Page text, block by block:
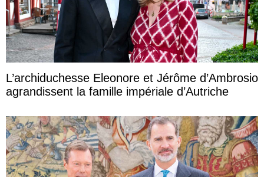
L’archiduchesse Eleonore et Jérôme d’Ambrosio
agrandissent la famille impériale d’Autriche